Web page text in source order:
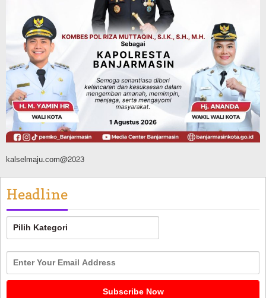
Pemerintahan Sosial & Keagamaan
Banjarmasin Pilot Project Perlinsos
Digital, Target 30 Persen IKD Masih
Jauh, Komisi II DPR Turun Tangan
Agustus 7, 2026
kalselmaju.com@2023
Headline
Headline